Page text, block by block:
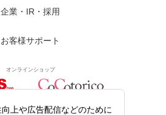
企業・IR・採用
お客様サポート
オンラインショップ